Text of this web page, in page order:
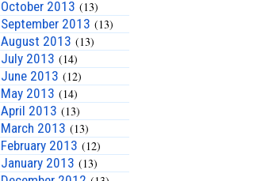
October 2013 (13)
September 2013 (13)
August 2013 (13)
July 2013 (14)
June 2013 (12)
May 2013 (14)
April 2013 (13)
March 2013 (13)
February 2013 (12)
January 2013 (13)